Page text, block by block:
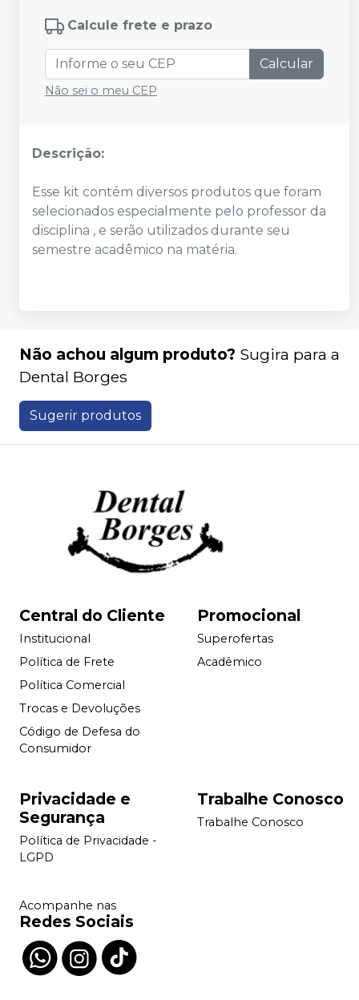
Calcule frete e prazo
Calcular
Não sei o meu CEP
Descrição:
Esse kit contém diversos produtos que foram
selecionados especialmente pelo professor da
disciplina , e serão utilizados durante seu
semestre acadêmico na matéria.
Não achou algum produto? Sugira para a
Dental Borges
Sugerir produtos
Central do Cliente
Institucional
Política de Frete
Política Comercial
Trocas e Devoluções
Código de Defesa do
Consumidor
Promocional
Superofertas
Acadêmico
Privacidade e
Segurança
Política de Privacidade -
LGPD
Trabalhe Conosco
Trabalhe Conosco
Acompanhe nas
Redes Sociais